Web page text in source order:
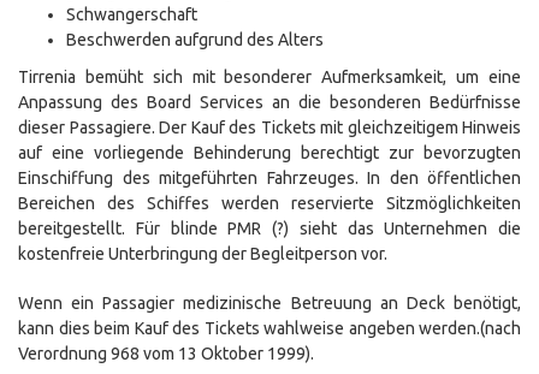
Schwangerschaft
Beschwerden aufgrund des Alters
Tirrenia bemüht sich mit besonderer Aufmerksamkeit, um eine
Anpassung des Board Services an die besonderen Bedürfnisse
dieser Passagiere. Der Kauf des Tickets mit gleichzeitigem Hinweis
auf eine vorliegende Behinderung berechtigt zur bevorzugten
Einschiffung des mitgeführten Fahrzeuges. In den öffentlichen
Bereichen des Schiffes werden reservierte Sitzmöglichkeiten
bereitgestellt. Für blinde PMR (?) sieht das Unternehmen die
kostenfreie Unterbringung der Begleitperson vor.
Wenn ein Passagier medizinische Betreuung an Deck benötigt,
kann dies beim Kauf des Tickets wahlweise angeben werden.(nach
Verordnung 968 vom 13 Oktober 1999).